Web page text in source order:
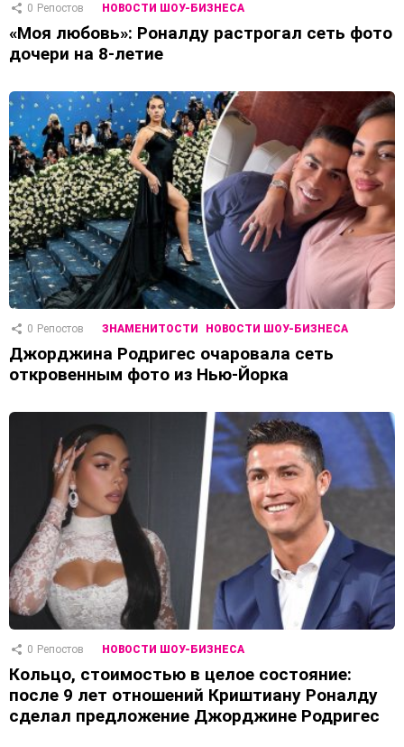
0 Репостов НОВОСТИ ШОУ-БИЗНЕСА
«Моя любовь»: Роналду растрогал сеть фото
дочери на 8-летие
0 Репостов ЗНАМЕНИТОСТИ НОВОСТИ ШОУ-БИЗНЕСА
Джорджина Родригес очаровала сеть
откровенным фото из Нью-Йорка
0 Репостов НОВОСТИ ШОУ-БИЗНЕСА
Кольцо, стоимостью в целое состояние:
после 9 лет отношений Криштиану Роналду
сделал предложение Джорджине Родригес